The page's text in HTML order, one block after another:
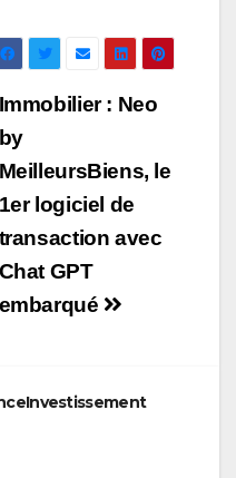
Immobilier : Neo
by
MeilleursBiens, le
1er logiciel de
transaction avec
Chat GPT
embarqué